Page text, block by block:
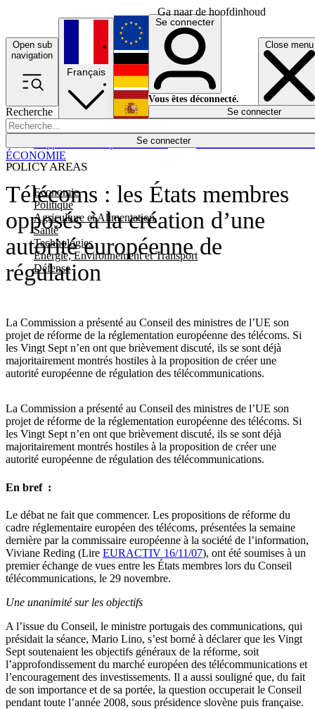
Ga naar de hoofdinhoud
Open sub
navigation
Close menu
Recherche
Se connecter
POLICY AREAS
Economie
Politique
Agriculture et Alimentation
Santé
Technologies
Energie, Environnement et Transport
Défense
Économie
Français
English
Deutsch
Español
Se connecter
Vous êtes déconnecté.
Se connecter
Télécoms : les États membres
opposés à la création d’une
autorité européenne de
régulation
La Commission a présenté au Conseil des ministres de l’UE son
projet de réforme de la réglementation européenne des télécoms. Si
les Vingt Sept n’en ont que brièvement discuté, ils se sont déjà
majoritairement montrés hostiles à la proposition de créer une
autorité européenne de régulation des télécommunications.
ÉCONOMIE
La Commission a présenté au Conseil des ministres de l’UE son
projet de réforme de la réglementation européenne des télécoms. Si
les Vingt Sept n’en ont que brièvement discuté, ils se sont déjà
majoritairement montrés hostiles à la proposition de créer une
autorité européenne de régulation des télécommunications.
En bref :
Le débat ne fait que commencer. Les propositions de réforme du
cadre réglementaire européen des télécoms, présentées la semaine
dernière par la commissaire européenne à la société de l’information,
Viviane Reding (Lire EURACTIV 16/11/07), ont été soumises à un
premier échange de vues entre les États membres lors du Conseil
télécommunications, le 29 novembre.
Une unanimité sur les objectifs
A l’issue du Conseil, le ministre portugais des communications, qui
présidait la séance, Mario Lino, s’est borné à déclarer que les Vingt
Sept soutenaient les objectifs généraux de la réforme, soit
l’approfondissement du marché européen des télécommunications et
l’encouragement des investissements. Il a aussi souligné que, du fait
de son importance et de sa portée, la question occuperait le Conseil
pendant toute l’année 2008, sous présidence slovène puis française.